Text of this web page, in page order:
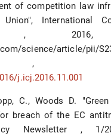
of competition law
International
,
science/article/pii/
,
j.icj.2016.11.001
C., Woods D.
breach of the EC
Newsletter , 1/